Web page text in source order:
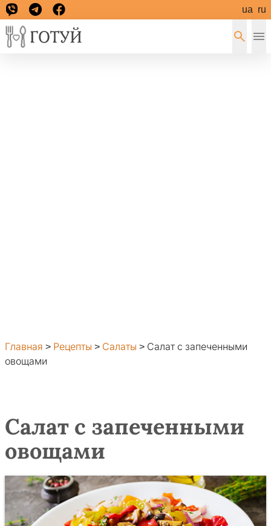
ua ru
Главная > Рецепты > Салаты > Салат с запеченными
овощами
Салат с запеченными
овощами